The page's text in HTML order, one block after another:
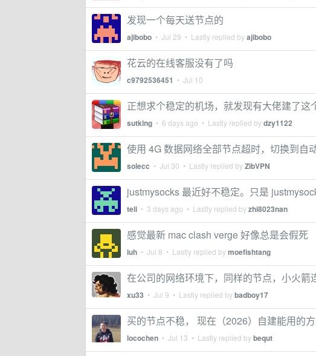
发现一个每天送节点的
ajibobo • Jul 29 • Lastly replied byajibobo
花云的在线客服没有了吗
c9792536451 • Jul 10
正想求个稳定的机场，就发现有大佬建了这
sutking • 6 days ago • Lastly replied bydzy1122
使用 4G 数据网络全部节点超时，切换到自
solecc • Jul 30 • Lastly replied byZibVPN
justmysocks 最近好不稳定。只是
teli • 3 days ago • Lastly replied byzhi8023nan
感觉最新 mac clash verge 好像总是会假死
iuh • Jul 8 • Lastly replied bymoefishtang
在公司的网络环境下，同样的节点，小火箭
xu33 • Jul 9 • Lastly replied bybadboy17
买的节点不稳， 现在（2026）自建能用的
locochen • Jul 13 • Lastly replied bybequt